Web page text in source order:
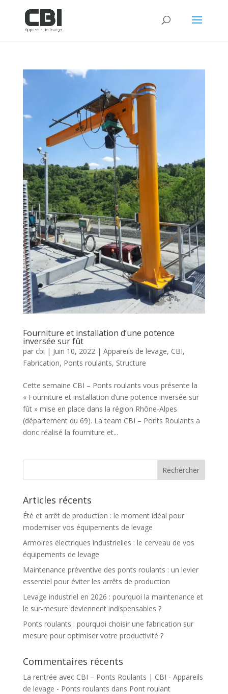
Fourniture et installation d’une potence
inversée sur fût
par cbi | Juin 10, 2022| Appareils de levage, CBI,
Fabrication, Ponts roulants, Structure
Cette semaine CBI – Ponts roulants vous présente la
« Fourniture et installation d’une potence inversée sur
fût » mise en place dans la région Rhône-Alpes
(département du 69). La team CBI – Ponts Roulants a
donc réalisé la fourniture et...
Articles récents
Été et arrêt de production : le moment idéal pour
moderniser vos équipements de levage
Armoires électriques industrielles : le cerveau de vos
équipements de levage
Maintenance préventive des ponts roulants : un levier
essentiel pour éviter les arrêts de production
Levage industriel en 2026 : pourquoi la maintenance et
le sur-mesure deviennent indispensables ?
Ponts roulants : pourquoi choisir une fabrication sur
mesure pour optimiser votre productivité ?
Commentaires récents
La rentrée avec CBI – Ponts Roulants | CBI - Appareils
de levage - Ponts roulants dans Pont roulant